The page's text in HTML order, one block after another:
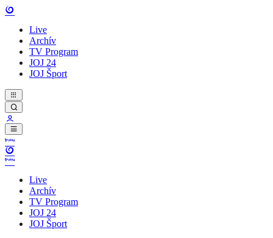
Live
Archív
TV Program
JOJ 24
JOJ Šport
Live
Archív
TV Program
JOJ 24
JOJ Šport